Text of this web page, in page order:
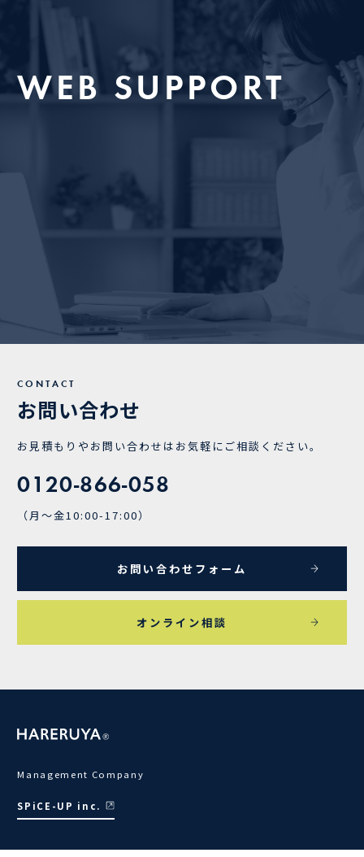
WEB SUPPORT
CONTACT
お問い合わせ
お見積もりやお問い合わせは お気軽にご相談ください。
0120-866-058
（月～金10:00-17:00）
お問い合わせフォーム
オンライン相談
Management Company
SPiCE-UP inc.